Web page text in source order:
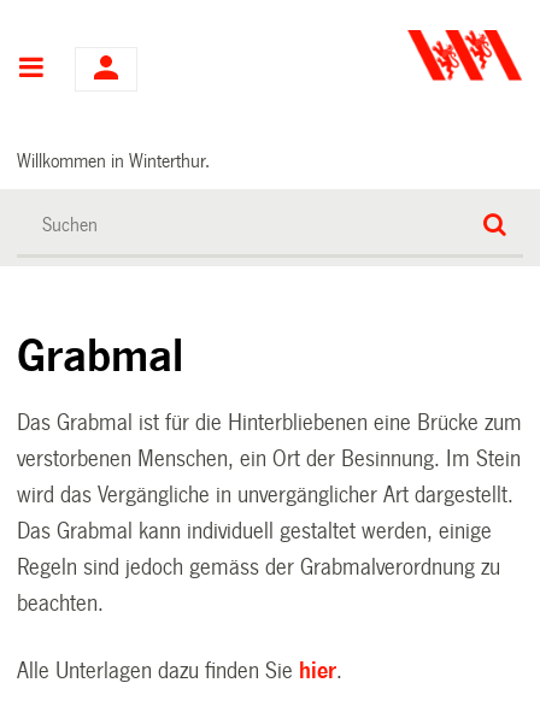
Hauptnavigation
Willkommen in Winterthur.
Grabmal
Das Grabmal ist für die Hinterbliebenen eine Brücke zum
verstorbenen Menschen, ein Ort der Besinnung. Im Stein
wird das Vergängliche in unvergänglicher Art dargestellt.
Das Grabmal kann individuell gestaltet werden, einige
Regeln sind jedoch gemäss der Grabmalverordnung zu
beachten.
Alle Unterlagen dazu finden Sie hier.